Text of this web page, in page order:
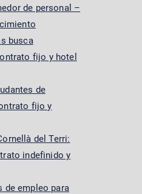
de personal –
busca
fijo y hotel
de
fijo y
del Terri:
indefinido y
de empleo para